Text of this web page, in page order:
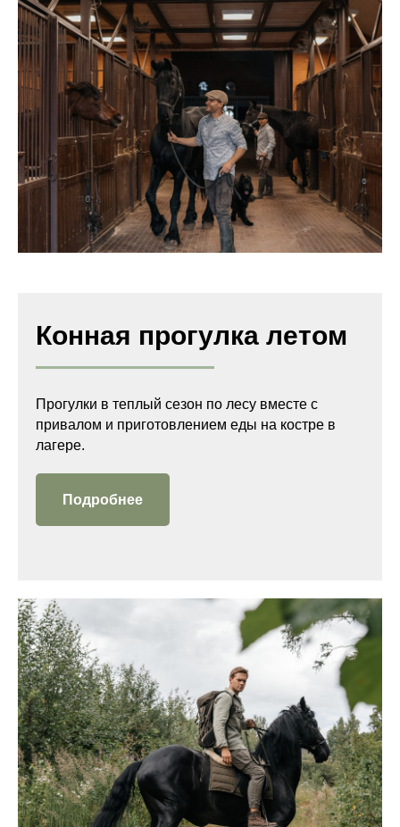
Конная прогулка летом
Прогулки в теплый сезон по лесу вместе с
привалом и приготовлением еды на костре в
лагере.
Подробнее